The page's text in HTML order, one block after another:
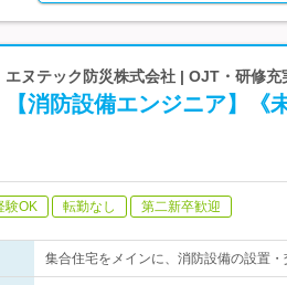
エヌテック防災株式会社 | OJT・研修
【消防設備エンジニア】
験OK 転勤なし 第二新卒歓迎
集合住宅をメインに、消防設備の設置・